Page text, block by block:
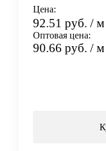
Цена:
92.51 руб. / м
Оптовая цена:
90.66 руб. / м